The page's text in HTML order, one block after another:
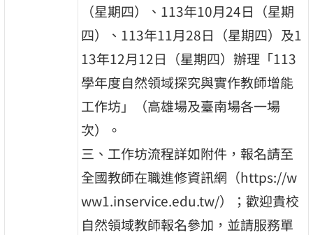
（星期四）、113年10月24日（星期
四）、113年11月28日（星期四）及1
13年12月12日（星期四）辦理「113
學年度自然領域探究與實作教師增能
工作坊」（高雄場及臺南場各一場
次）。
三、工作坊流程詳如附件，報名請至
全國教師在職進修資訊網（https://w
ww1.inservice.edu.tw/）；歡迎貴校
自然領域教師報名參加，並請服務單